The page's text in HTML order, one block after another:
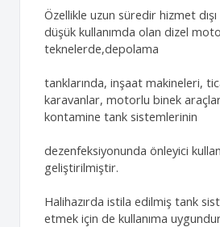
Özellikle uzun süredir hizmet dışı
düşük kullanımda olan dizel
teknelerde,depolama
tanklarında, inşaat makineleri,
karavanlar, motorlu binek
kontamine tank sistemlerinin
dezenfeksiyonunda önleyici
geliştirilmiştir.
Halihazırda istila edilmiş tank
etmek için de kullanıma